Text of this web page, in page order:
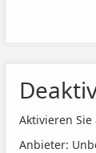
Aktivieren
Anbieter: